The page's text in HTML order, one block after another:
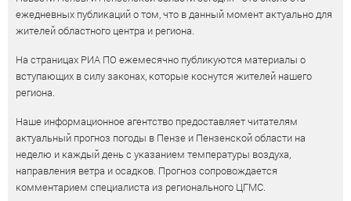
ежедневных публикаций о том, что в данный момент актуально для
жителей областного центра и региона.
На страницах РИА ПО ежемесячно публикуются материалы о
вступающих в силу законах, которые коснутся жителей нашего
региона.
Наше информационное агентство предоставляет читателям
актуальный прогноз погоды в Пензе и Пензенской области на
неделю и каждый день с указанием температуры воздуха,
направления ветра и осадков. Прогноз сопровождается
комментарием специалиста из регионального ЦГМС.